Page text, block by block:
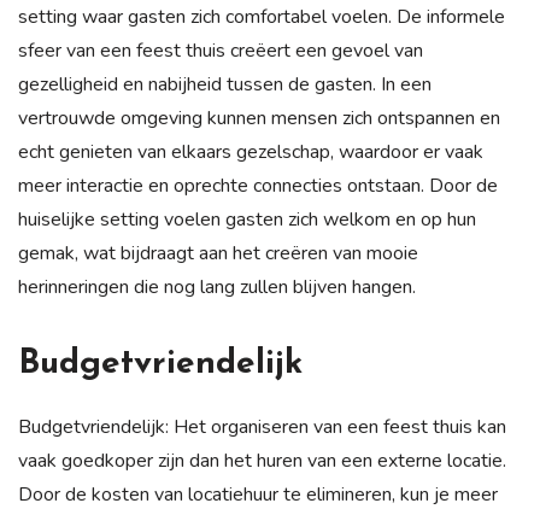
setting waar gasten zich comfortabel voelen. De informele
sfeer van een feest thuis creëert een gevoel van
gezelligheid en nabijheid tussen de gasten. In een
vertrouwde omgeving kunnen mensen zich ontspannen en
echt genieten van elkaars gezelschap, waardoor er vaak
meer interactie en oprechte connecties ontstaan. Door de
huiselijke setting voelen gasten zich welkom en op hun
gemak, wat bijdraagt aan het creëren van mooie
herinneringen die nog lang zullen blijven hangen.
Budgetvriendelijk
Budgetvriendelijk: Het organiseren van een feest thuis kan
vaak goedkoper zijn dan het huren van een externe locatie.
Door de kosten van locatiehuur te elimineren, kun je meer